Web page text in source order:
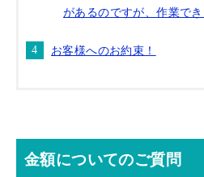
があるのですが、作業でき
お客様へのお約束！
金額についてのご質問